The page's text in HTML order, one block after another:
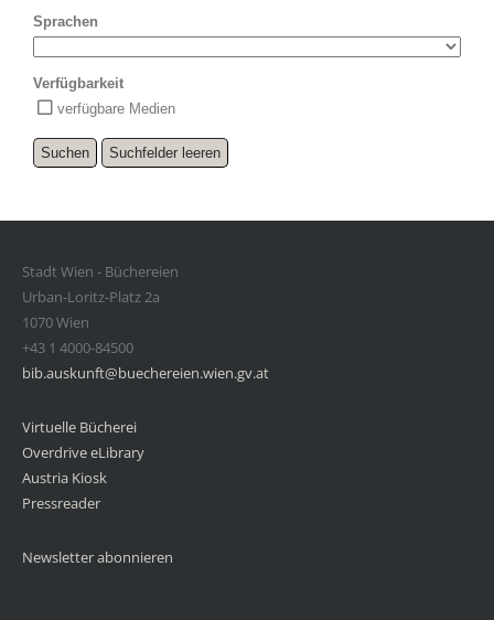
Sprachen
Verfügbarkeit
verfügbare Medien
Stadt Wien - Büchereien
Urban-Loritz-Platz 2a
1070 Wien
+43 1 4000-84500
bib.auskunft@buechereien.wien.gv.at
Virtuelle Bücherei
Overdrive eLibrary
Austria Kiosk
Pressreader
Newsletter abonnieren